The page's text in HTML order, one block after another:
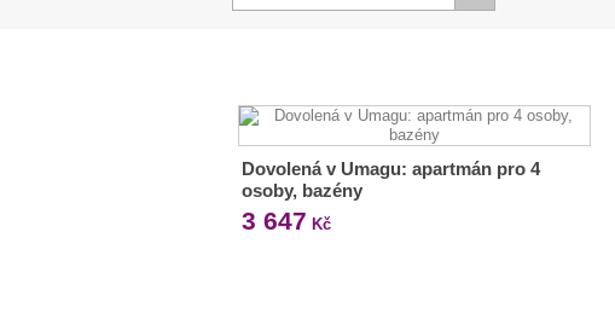
Dovolená v Umagu: apartmán pro 4
osoby, bazény
3 647 Kč